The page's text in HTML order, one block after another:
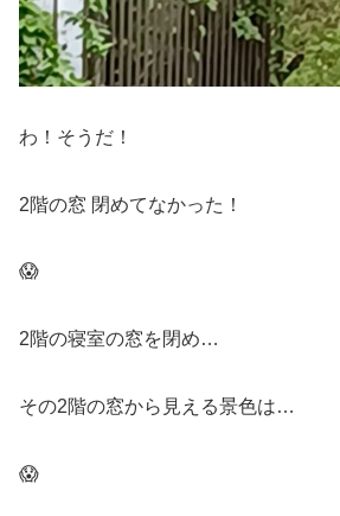
わ！そうだ！
2階の窓 閉めてなかった！
😱
2階の寝室の窓を閉め…
その2階の窓から見える景色は…
😱